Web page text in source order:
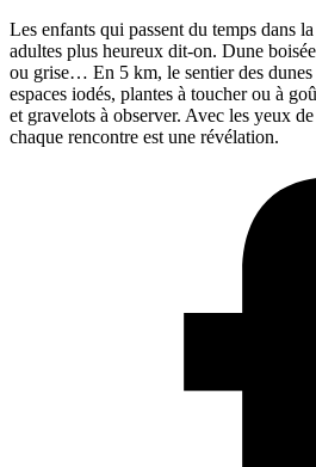
Les enfants qui passent du temps dans
adultes plus heureux dit-on. Dune
ou grise… En 5 km, le sentier des
espaces iodés, plantes à toucher ou à
et gravelots à observer. Avec les yeux
chaque rencontre est une révélation.